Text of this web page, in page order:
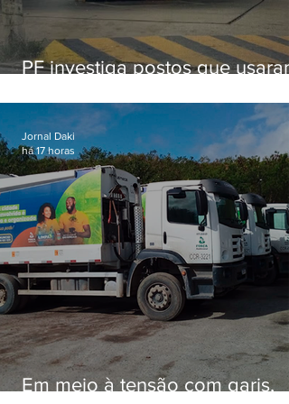
PF investiga postos que usaram
secretário morto em 2020
Em meio à tensão com garis,
Jornal Daki
há 17 horas